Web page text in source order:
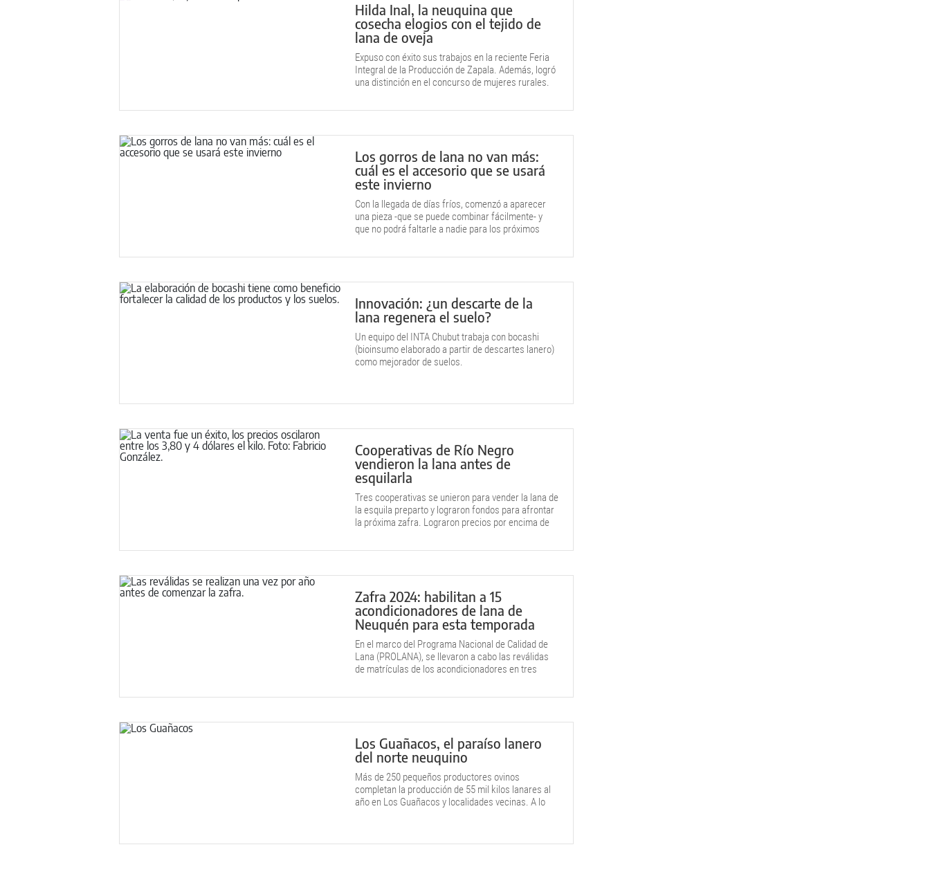
Hilda Inal, la neuquina que
cosecha elogios con el tejido de
lana de oveja
Expuso con éxito sus trabajos en la reciente Feria
Integral de la Producción de Zapala. Además, logró
una distinción en el concurso de mujeres rurales.
Los gorros de lana no van más:
cuál es el accesorio que se usará
este invierno
Con la llegada de días fríos, comenzó a aparecer
una pieza -que se puede combinar fácilmente- y
que no podrá faltarle a nadie para los próximos
Innovación: ¿un descarte de la
lana regenera el suelo?
Un equipo del INTA Chubut trabaja con bocashi
(bioinsumo elaborado a partir de descartes lanero)
como mejorador de suelos.
Cooperativas de Río Negro
vendieron la lana antes de
esquilarla
Tres cooperativas se unieron para vender la lana de
la esquila preparto y lograron fondos para afrontar
la próxima zafra. Lograron precios por encima de
Zafra 2024: habilitan a 15
acondicionadores de lana de
Neuquén para esta temporada
En el marco del Programa Nacional de Calidad de
Lana (PROLANA), se llevaron a cabo las reválidas
de matrículas de los acondicionadores en tres
Zapala. De este modo, fueron habilitados 15
Los Guañacos, el paraíso lanero
del norte neuquino
Más de 250 pequeños productores ovinos
completan la producción de 55 mil kilos lanares al
año en Los Guañacos y localidades vecinas. A lo